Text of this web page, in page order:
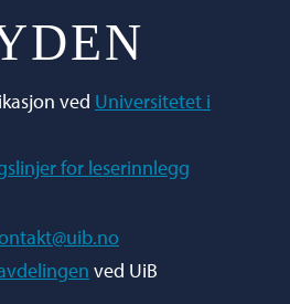
ved Universitetet i
for leserinnlegg
ved UiB